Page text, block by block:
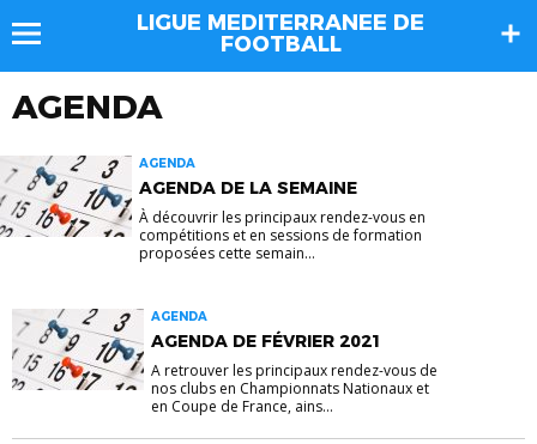
LIGUE MEDITERRANEE DE
FOOTBALL
AGENDA
AGENDA
AGENDA DE LA SEMAINE
À découvrir les principaux rendez-vous en
compétitions et en sessions de formation
proposées cette semain...
AGENDA
AGENDA DE FÉVRIER 2021
A retrouver les principaux rendez-vous de
nos clubs en Championnats Nationaux et
en Coupe de France, ains...